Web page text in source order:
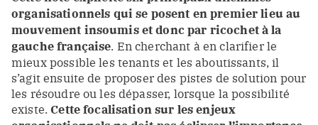
organisationnels qui se posent en premier lieu au
mouvement insoumis et donc par ricochet à la
gauche française. En cherchant à en clarifier le
mieux possible les tenants et les aboutissants, il
s’agit ensuite de proposer des pistes de solution pour
les résoudre ou les dépasser, lorsque la possibilité
existe.Cette focalisation sur les enjeux